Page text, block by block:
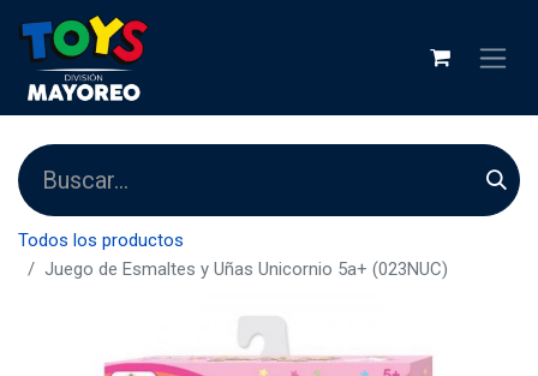
Todos los productos
Juego de Esmaltes y Uñas Unicornio 5a+ (023NUC)